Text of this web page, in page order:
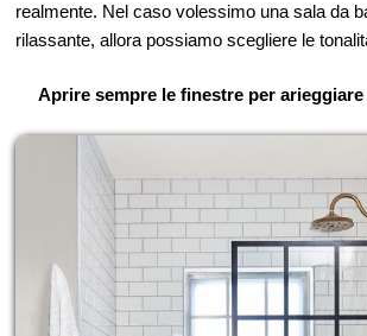
realmente. Nel caso volessimo una sala da
rilassante, allora possiamo scegliere le
Aprire sempre le finestre per